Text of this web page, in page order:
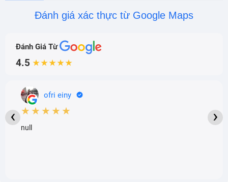
Đánh giá xác thực từ Google Maps
Đánh Giá Từ
4.5 ★★★★★
ofri einy
★★★★★
null
‹ ›